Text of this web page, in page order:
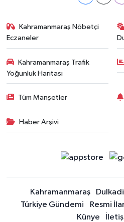
Kahramanmaraş Nöbetçi
Eczaneler
Kahramanmaraş Trafik
Yoğunluk Haritası
Tüm Manşetler
Haber Arşivi
Kahramanmaraş
Türkiye Gündemi
Resmi
Künye